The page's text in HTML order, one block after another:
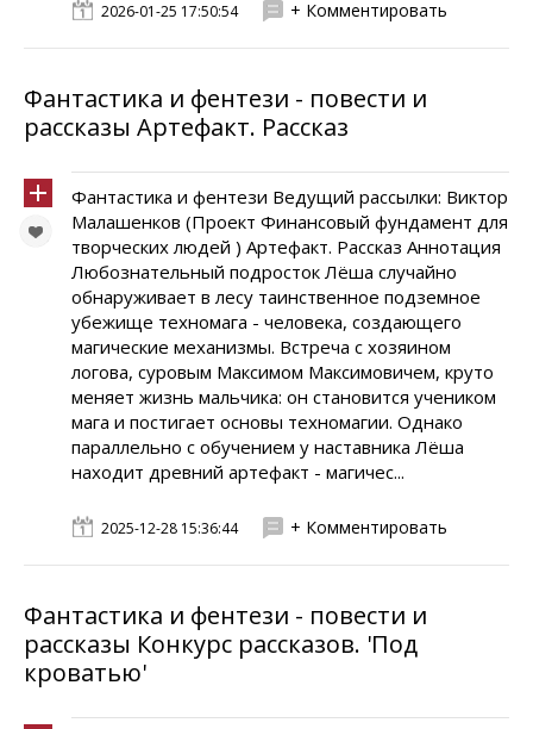
2026-01-25 17:50:54 + Комментировать
Фантастика и фентези - повести и
рассказы Артефакт. Рассказ
Фантастика и фентези Ведущий рассылки: Виктор
Малашенков (Проект Финансовый фундамент для
творческих людей ) Артефакт. Рассказ Аннотация
Любознательный подросток Лёша случайно
обнаруживает в лесу таинственное подземное
убежище техномага - человека, создающего
магические механизмы. Встреча с хозяином
логова, суровым Максимом Максимовичем, круто
меняет жизнь мальчика: он становится учеником
мага и постигает основы техномагии. Однако
параллельно с обучением у наставника Лёша
находит древний артефакт - магичес...
2025-12-28 15:36:44 + Комментировать
Фантастика и фентези - повести и
рассказы Конкурс рассказов. 'Под
кроватью'